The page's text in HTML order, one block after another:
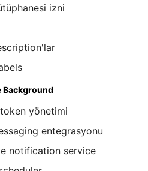
izni
Background
yönetimi
entegrasyonu
notification service